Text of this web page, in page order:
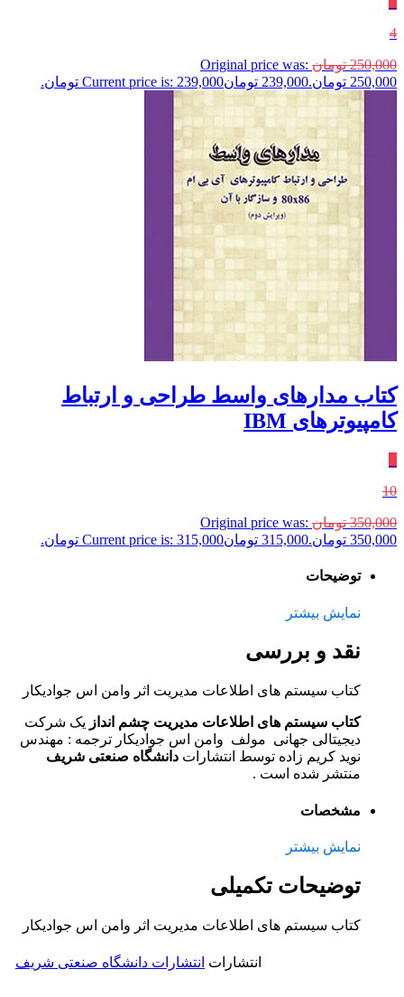
4
250,000 تومان Original price was:
250,000 تومان.
239,000 تومانCurrent price is: 239,000 تومان.
کتاب مدارهای واسط طراحی و ارتباط
کامپیوترهای IBM
10
350,000 تومان Original price was:
350,000 تومان.
315,000 تومانCurrent price is: 315,000 تومان.
توضیحات
نمایش بیشتر
نقد و بررسی
کتاب سیستم های اطلاعات مدیریت اثر وامن اس جواديکار
کتاب سیستم های اطلاعات مدیریت چشم انداز یک شرکت
دیجیتالی جهانی مولف وامن اس جواديکار ترجمه : مهندس
نوید کریم زاده توسط انتشارات دانشگاه صنعتی شریف
منتشر شده است .
مشخصات
نمایش بیشتر
توضیحات تکمیلی
کتاب سیستم های اطلاعات مدیریت اثر وامن اس جواديکار
انتشارات انتشارات دانشگاه صنعتی شریف